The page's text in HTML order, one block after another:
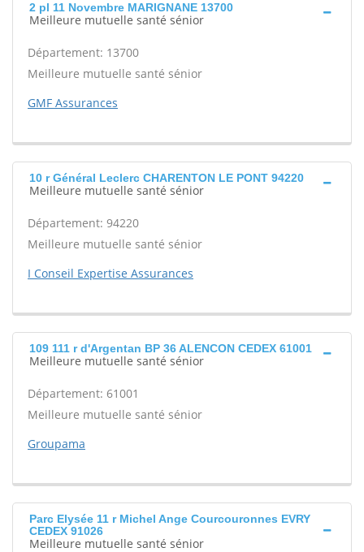
2 pl 11 Novembre MARIGNANE 13700
Meilleure mutuelle santé sénior
Département: 13700
Meilleure mutuelle santé sénior
GMF Assurances
10 r Général Leclerc CHARENTON LE PONT 94220
Meilleure mutuelle santé sénior
Département: 94220
Meilleure mutuelle santé sénior
I Conseil Expertise Assurances
109 111 r d'Argentan BP 36 ALENCON CEDEX 61001
Meilleure mutuelle santé sénior
Département: 61001
Meilleure mutuelle santé sénior
Groupama
Parc Elysée 11 r Michel Ange Courcouronnes EVRY
CEDEX 91026
Meilleure mutuelle santé sénior